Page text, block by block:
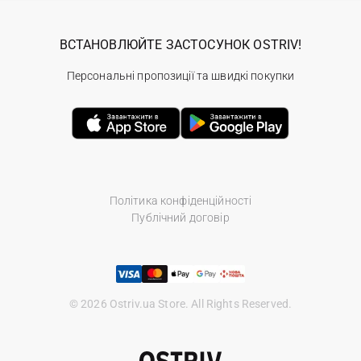
Політика конфіденційності
Публічний договір
© 2026 Ostriv.ua Store. All Rights Reserved.
ВСТАНОВЛЮЙТЕ ЗАСТОСУНОК OSTRIV!
Персональні пропозиції та швидкі покупки